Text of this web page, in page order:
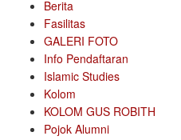
Berita
Fasilitas
GALERI FOTO
Info Pendaftaran
Islamic Studies
Kolom
KOLOM GUS ROBITH
Pojok Alumni